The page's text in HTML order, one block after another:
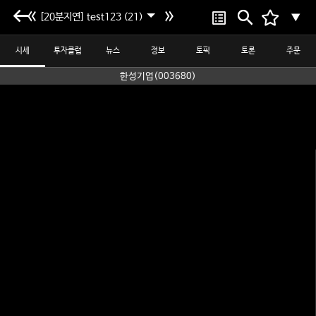
[20분지연] test123 (21) ▼
시세 투자클럽 뉴스 정보 토픽 토론 주문
한성기업(003680)